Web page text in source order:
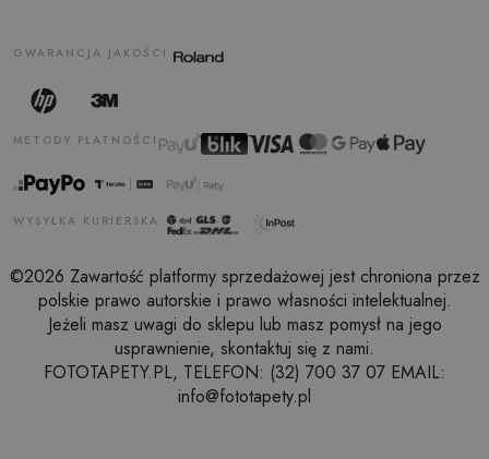
GWARANCJA JAKOŚCI
WYSYŁKA KURIERSKA
METODY PŁATNOŚCI
©2026 Zawartość platformy sprzedażowej jest chroniona przez
polskie prawo autorskie i prawo własności intelektualnej.
Jeżeli masz uwagi do sklepu lub masz pomysł na jego
usprawnienie, skontaktuj się z nami.
FOTOTAPETY.PL, TELEFON: (32) 700 37 07 EMAIL:
info@fototapety.pl